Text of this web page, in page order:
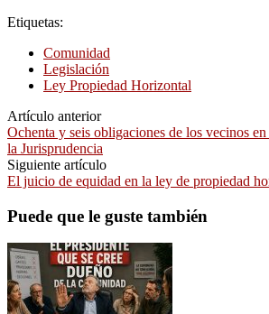
Etiquetas:
Comunidad
Legislación
Ley Propiedad Horizontal
Artículo anterior
Ochenta y seis obligaciones de los vecinos
la Jurisprudencia
Siguiente artículo
El juicio de equidad en la ley de propiedad
Puede que le guste también